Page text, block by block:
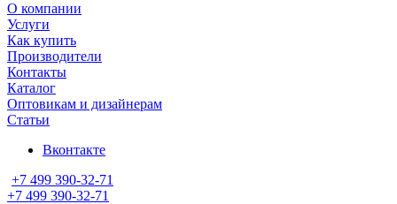
О компании
Услуги
Как купить
Производители
Контакты
Каталог
Оптовикам и дизайнерам
Статьи
Вконтакте
+7 499 390-32-71
+7 499 390-32-71